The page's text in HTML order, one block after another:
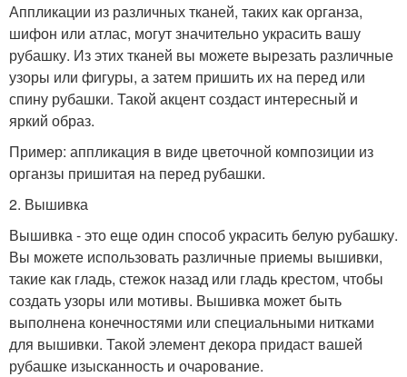
Аппликации из различных тканей, таких как органза,
шифон или атлас, могут значительно украсить вашу
рубашку. Из этих тканей вы можете вырезать различные
узоры или фигуры, а затем пришить их на перед или
спину рубашки. Такой акцент создаст интересный и
яркий образ.
Пример: аппликация в виде цветочной композиции из
органзы пришитая на перед рубашки.
2. Вышивка
Вышивка - это еще один способ украсить белую рубашку.
Вы можете использовать различные приемы вышивки,
такие как гладь, стежок назад или гладь крестом, чтобы
создать узоры или мотивы. Вышивка может быть
выполнена конечностями или специальными нитками
для вышивки. Такой элемент декора придаст вашей
рубашке изысканность и очарование.